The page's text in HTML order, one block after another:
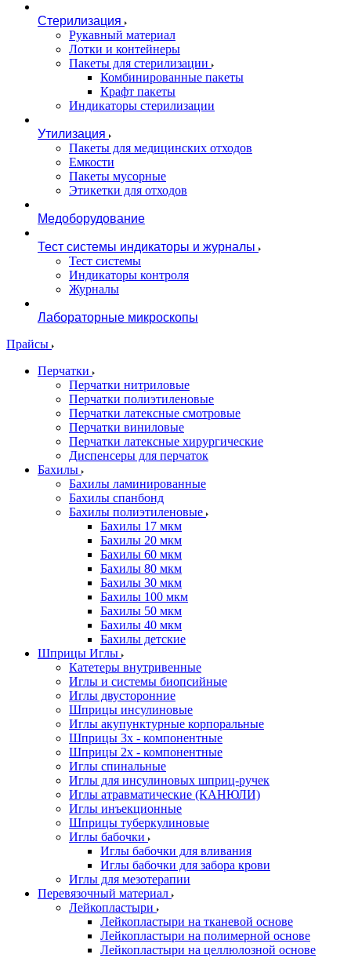
Стерилизация
Рукавный материал
Лотки и контейнеры
Пакеты для стерилизации
Комбинированные пакеты
Крафт пакеты
Индикаторы стерилизации
Утилизация
Пакеты для медицинских отходов
Емкости
Пакеты мусорные
Этикетки для отходов
Медоборудование
Тест системы индикаторы и журналы
Тест системы
Индикаторы контроля
Журналы
Лабораторные микроскопы
Прайсы
Перчатки
Перчатки нитриловые
Перчатки полиэтиленовые
Перчатки латексные смотровые
Перчатки виниловые
Перчатки латексные хирургические
Диспенсеры для перчаток
Бахилы
Бахилы ламинированные
Бахилы спанбонд
Бахилы полиэтиленовые
Бахилы 17 мкм
Бахилы 20 мкм
Бахилы 60 мкм
Бахилы 80 мкм
Бахилы 30 мкм
Бахилы 100 мкм
Бахилы 50 мкм
Бахилы 40 мкм
Бахилы детские
Шприцы Иглы
Катетеры внутривенные
Иглы и системы биопсийные
Иглы двусторонние
Шприцы инсулиновые
Иглы акупунктурные корпоральные
Шприцы 3х - компонентные
Шприцы 2х - компонентные
Иглы спинальные
Иглы для инсулиновых шприц-ручек
Иглы атравматические (КАНЮЛИ)
Иглы инъекционные
Шприцы туберкулиновые
Иглы бабочки
Иглы бабочки для вливания
Иглы бабочки для забора крови
Иглы для мезотерапии
Перевязочный материал
Лейкопластыри
Лейкопластыри на тканевой основе
Лейкопластыри на полимерной основе
Лейкопластыри на целлюлозной основе